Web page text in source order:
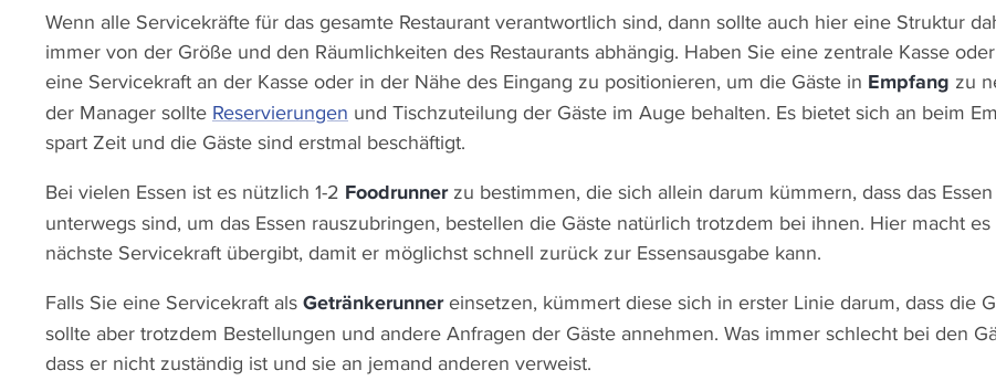
Wenn alle Servicekräfte für das gesamte Restaurant verantwortlich sind, dann sollte auch hier eine Struktur
immer von der Größe und den Räumlichkeiten des Restaurants abhängig. Haben Sie eine zentrale Kasse
eine Servicekraft an der Kasse oder in der Nähe des Eingang zu positionieren, um die Gäste in Empfang zu
der Manager sollte Reservierungen und Tischzuteilung der Gäste im Auge behalten. Es bietet sich an beim
spart Zeit und die Gäste sind erstmal beschäftigt.
Bei vielen Essen ist es nützlich 1-2 Foodrunnerzu bestimmen, die sich allein darum kümmern, dass das
unterwegs sind, um das Essen rauszubringen, bestellen die Gäste natürlich trotzdem bei ihnen. Hier macht
nächste Servicekraft übergibt, damit er möglichst schnell zurück zur Essensausgabe kann.
Falls Sie eine Servicekraft als Getränkerunnereinsetzen, kümmert diese sich in erster Linie darum, dass die
sollte aber trotzdem Bestellungen und andere Anfragen der Gäste annehmen. Was immer schlecht bei den
dass er nicht zuständig ist und sie an jemand anderen verweist.